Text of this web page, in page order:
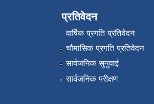
प्रतिवेदन
वार्षिक प्रगति प्रतिवेदन
चौमासिक प्रगति प्रतिवेदन
सार्वजनिक सुनुवाई
सार्वजनिक परीक्षण